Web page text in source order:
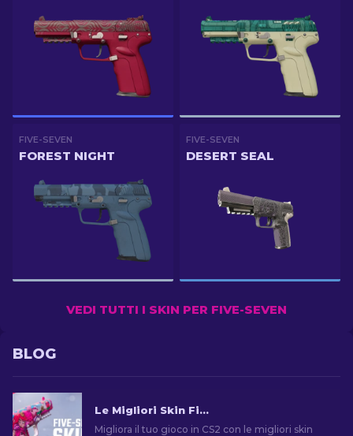
FIVE-SEVEN
FOREST NIGHT
FIVE-SEVEN
DESERT SEAL
VEDI TUTTI I SKIN PER FIVE-SEVEN
BLOG
Le Migliori Skin Five-SeveN in CS2 [2026]
Migliora il tuo gioco in CS2 con le migliori skin